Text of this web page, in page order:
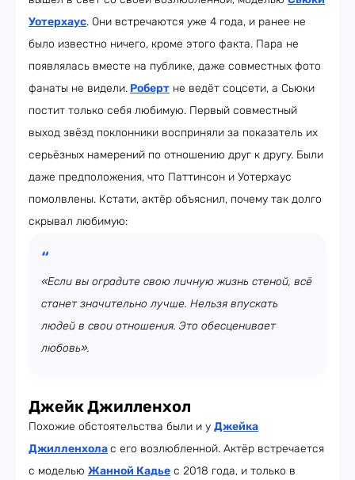
Уотерхаус. Они встречаются уже 4 года, и ранее не
было известно ничего, кроме этого факта. Пара не
появлялась вместе на публике, даже совместных фото
фанаты не видели. Роберт не ведёт соцсети, а Сьюки
постит только себя любимую. Первый совместный
выход звёзд поклонники восприняли за показатель их
серьёзных намерений по отношению друг к другу. Были
даже предположения, что Паттинсон и Уотерхаус
помолвлены. Кстати, актёр объяснил, почему так долго
скрывал любимую:
«Если вы оградите свою личную жизнь стеной, всё
станет значительно лучше. Нельзя впускать
людей в свои отношения. Это обесценивает
любовь».
Джейк Джилленхол
Похожие обстоятельства были и у Джейка
Джилленхолас его возлюбленной. Актёр встречается
с моделью Жанной Кадье с 2018 года, и только в